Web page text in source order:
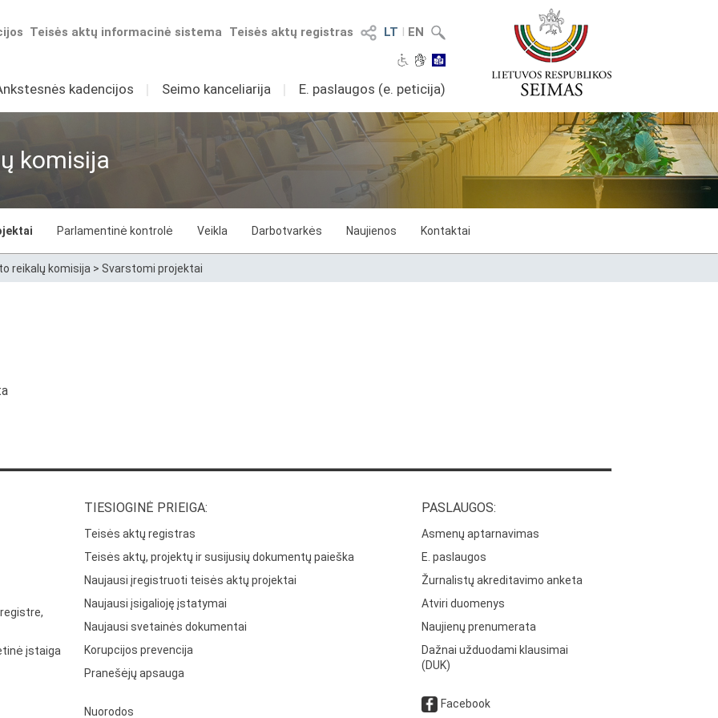
LT I EN
Teisės aktų registras
Teisės aktų informacinė sistema
kadencijos I Seimo kanceliarija I E. paslaugos (e. peticija)
komisija
Parlamentinė kontrolė Veikla Darbotvarkės Naujienos Kontaktai
reikalų komisija > Svarstomi projektai
įstaiga
TIESIOGINĖ PRIEIGA:
Teisės aktų registras
Teisės aktų, projektų ir susijusių dokumentų paieška
Naujausi įregistruoti teisės aktų projektai
Naujausi įsigalioję įstatymai
Naujausi svetainės dokumentai
Korupcijos prevencija
Pranešėjų apsauga
Nuorodos
PASLAUGOS:
Asmenų aptarnavimas
E. paslaugos
Žurnalistų akreditavimo anketa
Atviri duomenys
Naujienų prenumerata
Dažnai užduodami klausimai
(DUK)
Facebook